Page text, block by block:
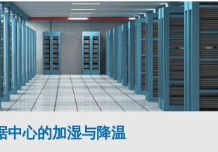
中心的加湿与降温